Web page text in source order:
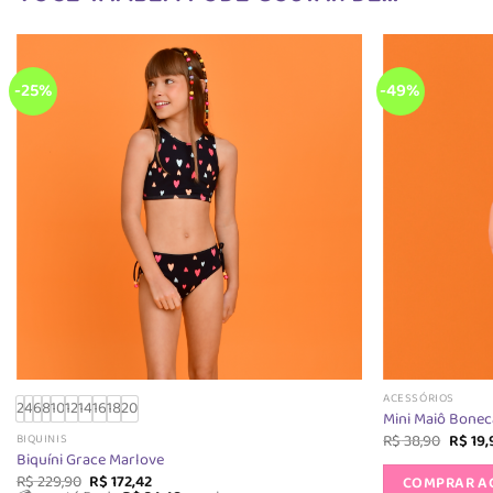
-25%
2468101214161820
BIQUINIS
Biquíni Grace Marlove
R$229,90 O
R$172,42O
-49%
ACESSÓRIOS
Mini Maiô
R$38,90 O
preço
era:
R$
COMPRAR